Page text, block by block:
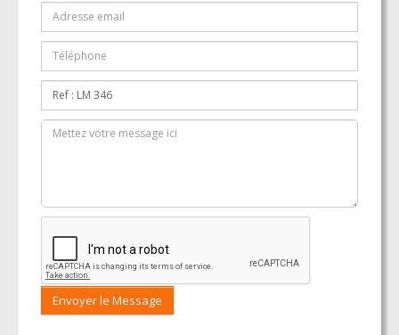
Envoyer le Message